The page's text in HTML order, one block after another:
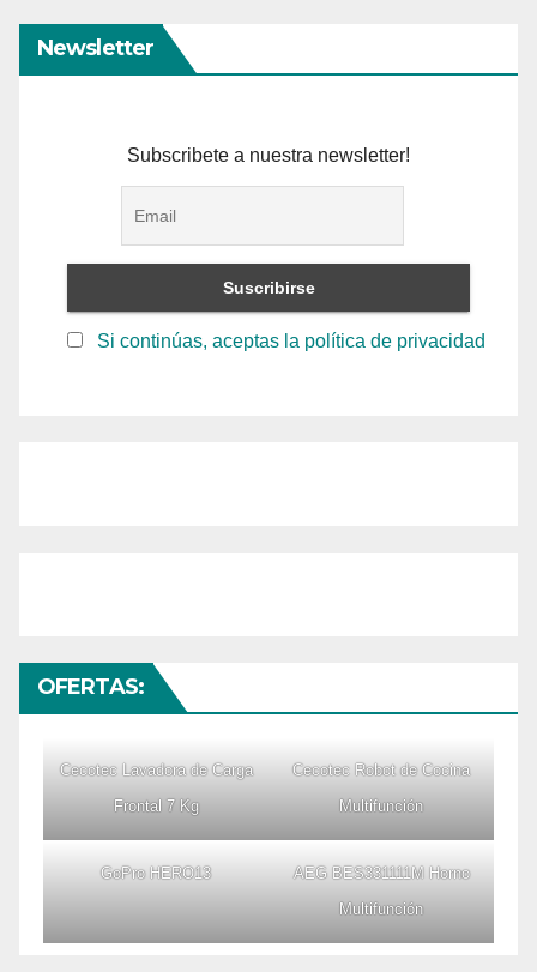
Newsletter
Subscribete a nuestra newsletter!
Si continúas, aceptas la política de privacidad
OFERTAS:
Cecotec Lavadora de Carga
Frontal 7 Kg
Cecotec Robot de Cocina
Multifunción
GoPro HERO13
AEG BES331111M Horno
Multifunción